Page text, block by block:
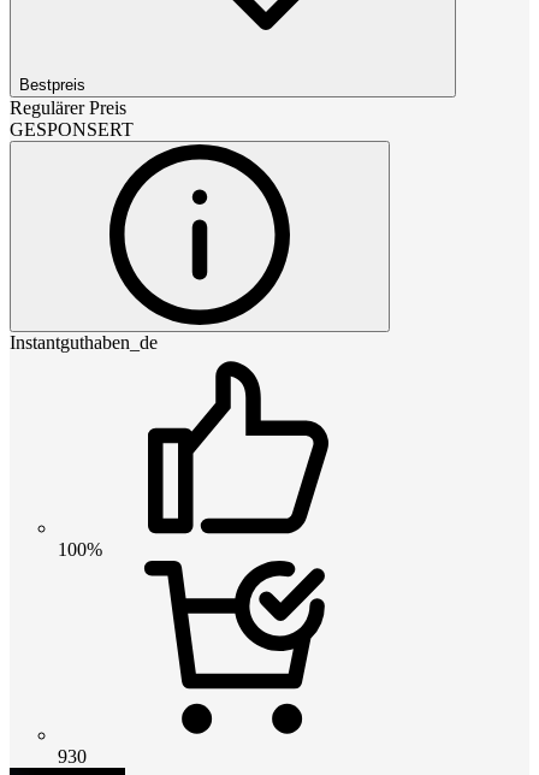
Bestpreis
Regulärer Preis
GESPONSERT
Instantguthaben_de
100%
930